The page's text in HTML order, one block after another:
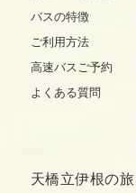
バスの特徴
ご利用方法
高速バスご予約
よくある質問
天橋立伊根の旅